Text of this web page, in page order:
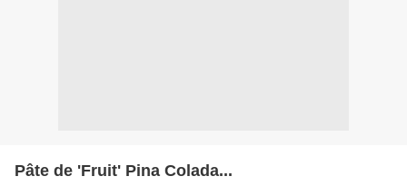
Pâte de 'Fruit' Pina Colada...